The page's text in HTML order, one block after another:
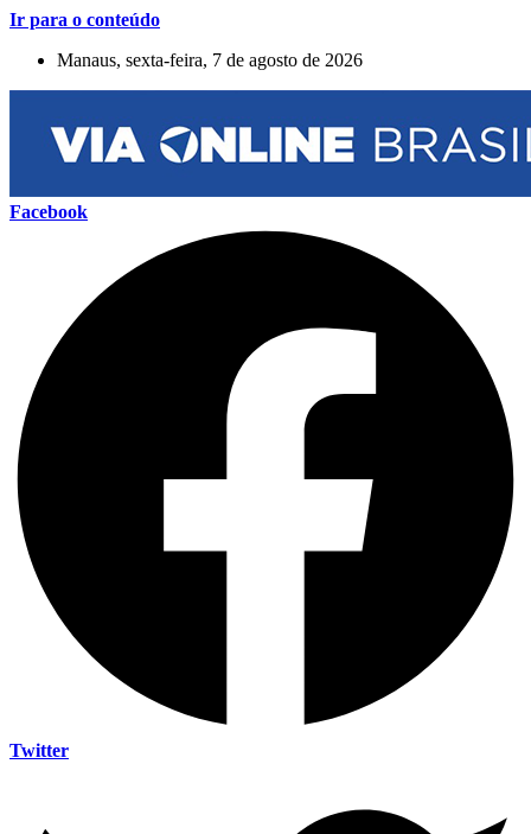
Ir para o conteúdo
Manaus, sexta-feira, 7 de agosto de 2026
Facebook
Twitter